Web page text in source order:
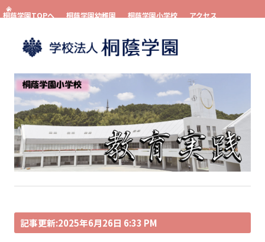
桐蔭学園TOPへ 桐蔭学園幼稚園 桐蔭学園小学校
アクセス
コンテンツへスキップ
記事更新:2025年6月26日 6:33 PM